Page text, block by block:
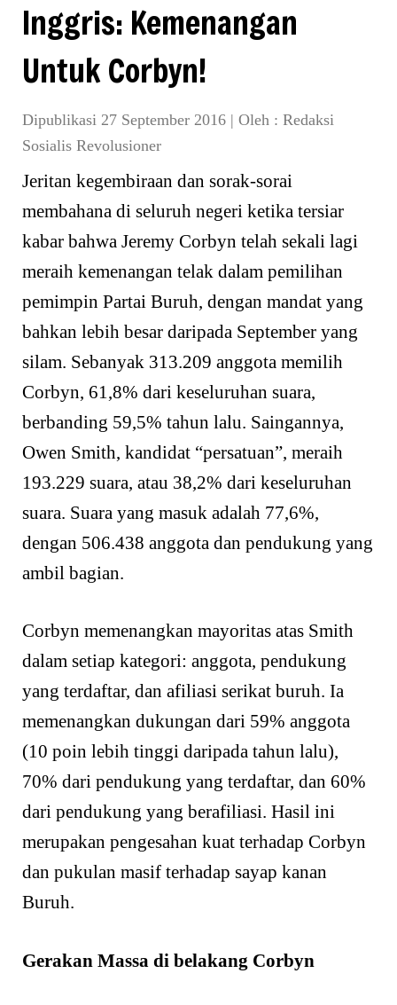
Inggris: Kemenangan
Untuk Corbyn!
Dipublikasi 27 September 2016 | Oleh : Redaksi
Sosialis Revolusioner
Jeritan kegembiraan dan sorak-sorai
membahana di seluruh negeri ketika tersiar
kabar bahwa Jeremy Corbyn telah sekali lagi
meraih kemenangan telak dalam pemilihan
pemimpin Partai Buruh, dengan mandat yang
bahkan lebih besar daripada September yang
silam. Sebanyak 313.209 anggota memilih
Corbyn, 61,8% dari keseluruhan suara,
berbanding 59,5% tahun lalu. Saingannya,
Owen Smith, kandidat “persatuan”, meraih
193.229 suara, atau 38,2% dari keseluruhan
suara. Suara yang masuk adalah 77,6%,
dengan 506.438 anggota dan pendukung yang
ambil bagian.
Corbyn memenangkan mayoritas atas Smith
dalam setiap kategori: anggota, pendukung
yang terdaftar, dan afiliasi serikat buruh. Ia
memenangkan dukungan dari 59% anggota
(10 poin lebih tinggi daripada tahun lalu),
70% dari pendukung yang terdaftar, dan 60%
dari pendukung yang berafiliasi. Hasil ini
merupakan pengesahan kuat terhadap Corbyn
dan pukulan masif terhadap sayap kanan
Buruh.
Gerakan Massa di belakang Corbyn